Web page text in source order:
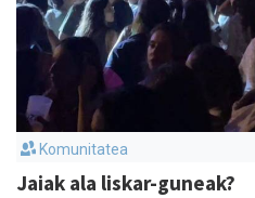
Komunitatea
Jaiak ala liskar-guneak?